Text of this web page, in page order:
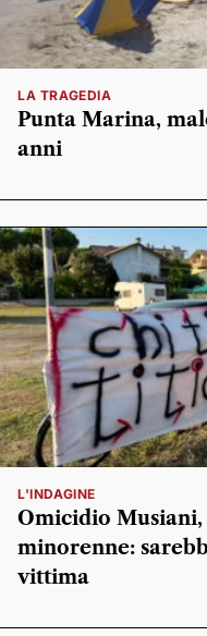
LA TRAGEDIA
Punta Marina,
anni
L'INDAGINE
Omicidio
minorenne:
vittima